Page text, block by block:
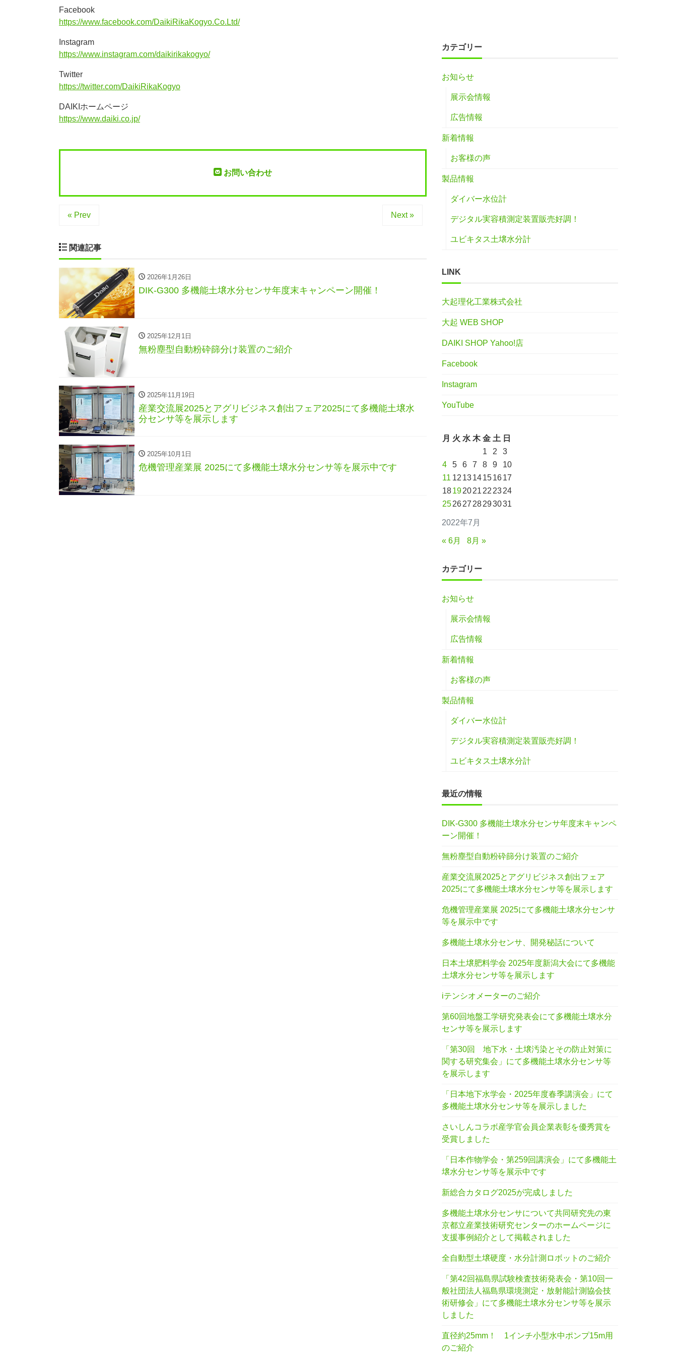
Facebook
https://www.facebook.com/DaikiRikaKogyo.Co.Ltd/
Instagram
https://www.instagram.com/daikirikakogyo/
Twitter
https://twitter.com/DaikiRikaKogyo
DAIKIホームページ
https://www.daiki.co.jp/
お問い合わせ
« Prev Next »
関連記事
2026年1月26日
DIK-G300 多機能土壌水分センサ年度末キャンペーン開催！
2025年12月1日
無粉塵型自動粉砕篩分け装置のご紹介
2025年11月19日
産業交流展2025とアグリビジネス創出フェア2025にて多機能土壌水
分センサ等を展示します
2025年10月1日
危機管理産業展 2025にて多機能土壌水分センサ等を展示中です
カテゴリー
お知らせ
展示会情報
広告情報
新着情報
お客様の声
製品情報
ダイバー水位計
デジタル実容積測定装置販売好調！
ユビキタス土壌水分計
LINK
大起理化工業株式会社
大起 WEB SHOP
DAIKI SHOP Yahoo!店
Facebook
Instagram
YouTube
2022年7月
月 火 水 木 金 土 日
1
2
3
4
5 6 7 8 9
10
11 12 1314151617
18192021 22 2324
252627 28293031
« 6月 8月 »
カテゴリー
お知らせ
展示会情報
広告情報
新着情報
お客様の声
製品情報
ダイバー水位計
デジタル実容積測定装置販売好調！
ユビキタス土壌水分計
最近の情報
DIK-G300 多機能土壌水分センサ年度末キャンペ
ーン開催！
無粉塵型自動粉砕篩分け装置のご紹介
産業交流展2025とアグリビジネス創出フェア
2025にて多機能土壌水分センサ等を展示します
危機管理産業展 2025にて多機能土壌水分センサ
等を展示中です
多機能土壌水分センサ、開発秘話について
日本土壌肥料学会 2025年度新潟大会にて多機能
土壌水分センサ等を展示します
iテンシオメーターのご紹介
第60回地盤工学研究発表会にて多機能土壌水分
センサ等を展示します
「第30回 地下水・土壌汚染とその防止対策に
関する研究集会」にて多機能土壌水分センサ等
を展示します
「日本地下水学会・2025年度春季講演会」にて
多機能土壌水分センサ等を展示しました
さいしんコラボ産学官会員企業表彰を優秀賞を
受賞しました
「日本作物学会・第259回講演会」にて多機能土
壌水分センサ等を展示中です
新総合カタログ2025が完成しました
多機能土壌水分センサについて共同研究先の東
京都立産業技術研究センターのホームページに
支援事例紹介として掲載されました
全自動型土壌硬度・水分計測ロボットのご紹介
「第42回福島県試験検査技術発表会・第10回一
般社団法人福島県環境測定・放射能計測協会技
術研修会」にて多機能土壌水分センサ等を展示
しました
直径約25mm！ 1インチ小型水中ポンプ15m用
のご紹介